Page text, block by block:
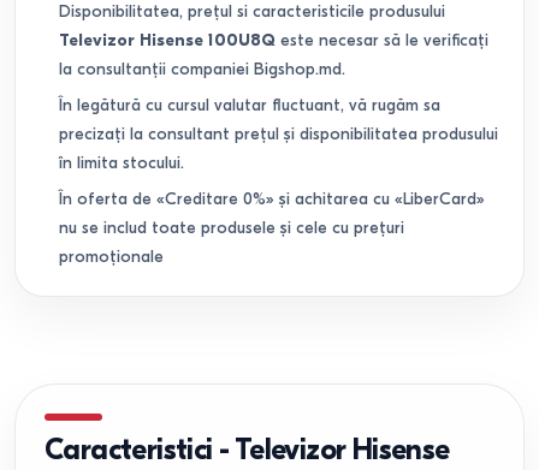
Disponibilitatea, prețul si caracteristicile produsului
Televizor Hisense 100U8Q este necesar să le verificați
la consultanții companiei Bigshop.md.
În legătură cu cursul valutar fluctuant, vă rugăm sa
precizați la consultant prețul și disponibilitatea produsului
în limita stocului.
În oferta de «Creditare 0%» și achitarea cu «LiberCard»
nu se includ toate produsele și cele cu prețuri
promoționale
Caracteristici - Televizor Hisense